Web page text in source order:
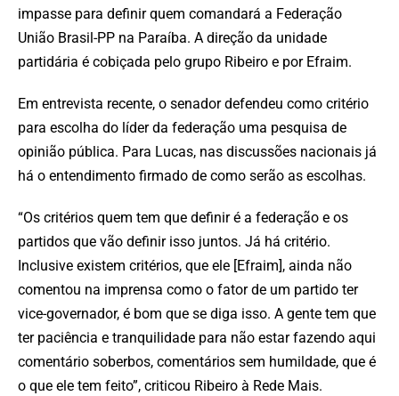
impasse para definir quem comandará a Federação
União Brasil-PP na Paraíba. A direção da unidade
partidária é cobiçada pelo grupo Ribeiro e por Efraim.
Em entrevista recente, o senador defendeu como critério
para escolha do líder da federação uma pesquisa de
opinião pública. Para Lucas, nas discussões nacionais já
há o entendimento firmado de como serão as escolhas.
“Os critérios quem tem que definir é a federação e os
partidos que vão definir isso juntos. Já há critério.
Inclusive existem critérios, que ele [Efraim], ainda não
comentou na imprensa como o fator de um partido ter
vice-governador, é bom que se diga isso. A gente tem que
ter paciência e tranquilidade para não estar fazendo aqui
comentário soberbos, comentários sem humildade, que é
o que ele tem feito”, criticou Ribeiro à Rede Mais.